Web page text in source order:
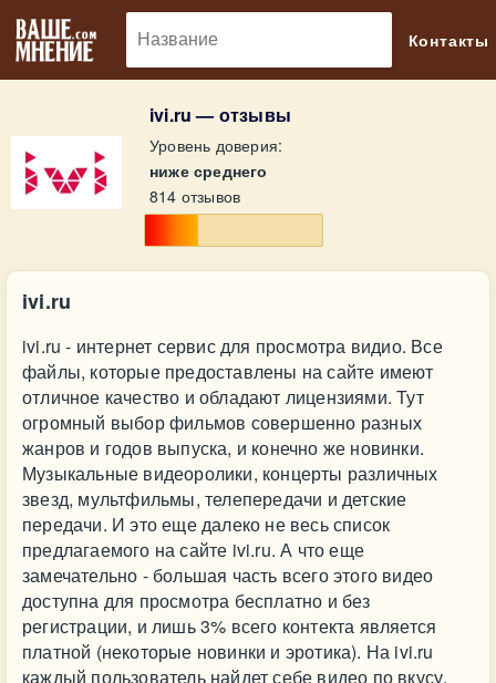
Контакты
ivi.ru — отзывы
Уровень доверия:
ниже среднего
814 отзывов
ivi.ru
ivi.ru - интернет сервис для просмотра видио. Все
файлы, которые предоставлены на сайте имеют
отличное качество и обладают лицензиями. Тут
огромный выбор фильмов совершенно разных
жанров и годов выпуска, и конечно же новинки.
Музыкальные видеоролики, концерты различных
звезд, мультфильмы, телепередачи и детские
передачи. И это еще далеко не весь список
предлагаемого на сайте ivi.ru. А что еще
замечательно - большая часть всего этого видео
доступна для просмотра бесплатно и без
регистрации, и лишь 3% всего контекта является
платной (некоторые новинки и эротика). На ivi.ru
каждый пользователь найдет себе видео по вкусу.